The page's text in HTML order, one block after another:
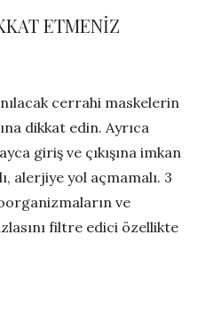
ETMENİZ
cerrahi maskelerin
dikkat edin. Ayrıca
giriş ve çıkışına imkan
alerjiye yol açmamalı. 3
ve
filtre edici özellikte